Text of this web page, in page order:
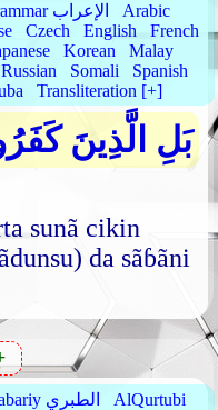
Grammar الإعراب
Arabic
Czech English
French
Korean
Malay
Russian Somali
Spanish
Transliteration [+]
بَلِ الَّذِينَ
sunã cikin
da sãɓãni
AtTabariy الطبري
AlQurtubi